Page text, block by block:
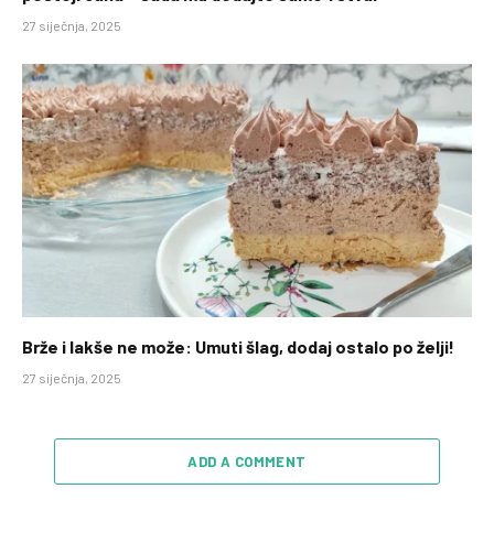
27 siječnja, 2025
Brže i lakše ne može: Umuti šlag, dodaj ostalo po želji!
27 siječnja, 2025
ADD A COMMENT